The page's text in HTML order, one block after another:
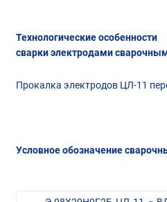
Технологические особенности
сварки электродами
Прокалка электродов ЦЛ-11
Условное обозначение